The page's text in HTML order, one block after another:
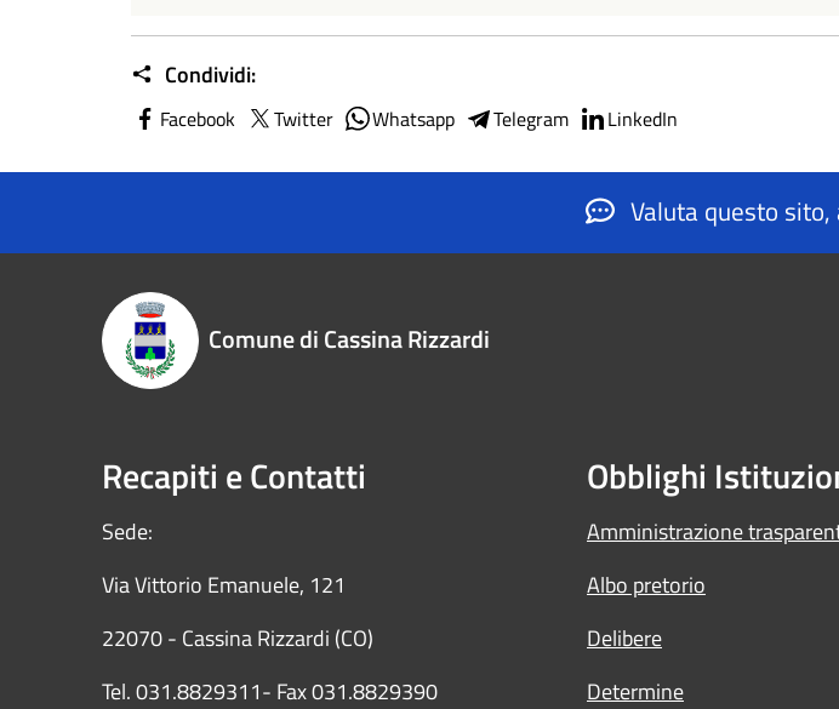
Condividi:
Facebook Twitter Whatsapp Telegram LinkedIn
Valuta questo
Comune di Cassina Rizzardi
Recapiti e Contatti
Sede:
Via Vittorio Emanuele, 121
22070 - Cassina Rizzardi (CO)
Tel. 031.8829311- Fax 031.8829390
Obblighi
Amministrazione
Albo pretorio
Delibere
Determine